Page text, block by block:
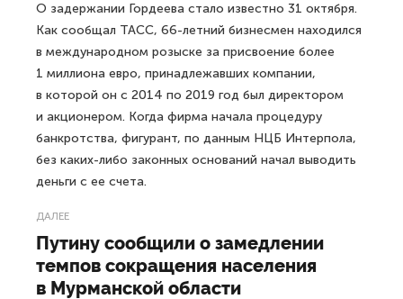
О задержании Гордеева стало известно 31 октября.
Как сообщал ТАСС, 66-летний бизнесмен находился
в международном розыске за присвоение более
1 миллиона евро, принадлежавших компании,
в которой он с 2014 по 2019 год был директором
и акционером. Когда фирма начала процедуру
банкротства, фигурант, по данным НЦБ Интерпола,
без каких-либо законных оснований начал выводить
деньги с ее счета.
ДАЛЕЕ
Путину сообщили о замедлении
темпов сокращения населения
в Мурманской области